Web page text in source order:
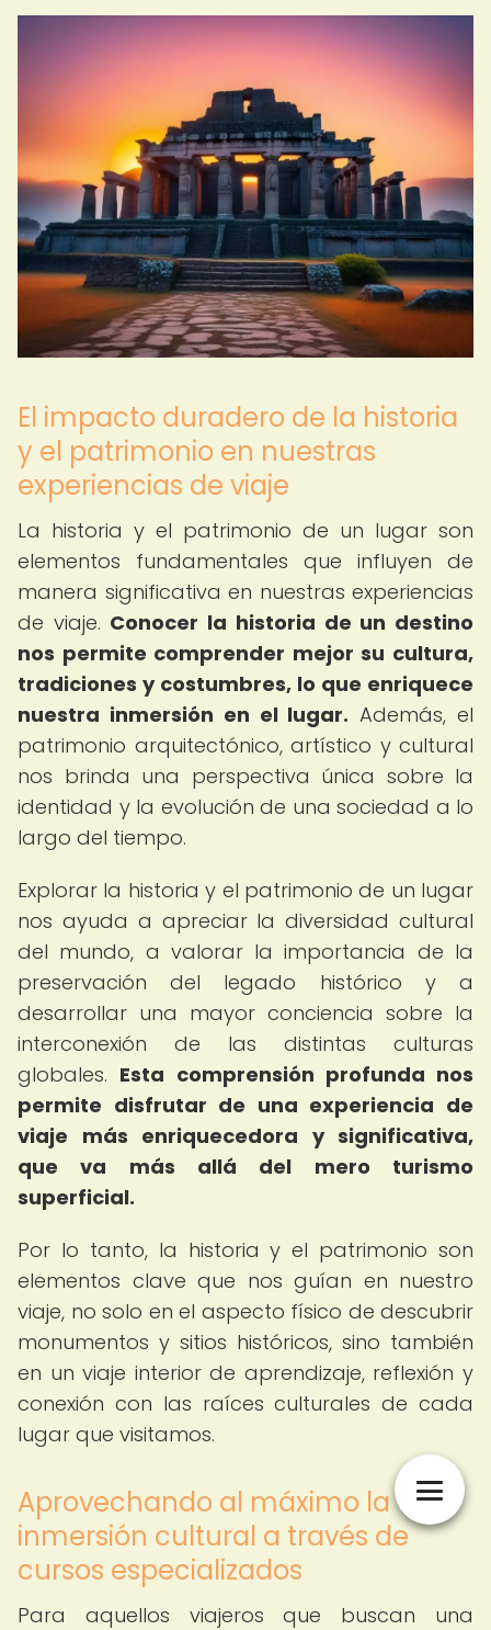
El impacto duradero de la historia
y el patrimonio en nuestras
experiencias de viaje
La historia y el patrimonio de un lugar son
elementos fundamentales que influyen de
manera significativa en nuestras experiencias
de viaje. Conocer la historia de un destino
nos permite comprender mejor su cultura,
tradiciones y costumbres, lo que enriquece
nuestra inmersión en el lugar. Además, el
patrimonio arquitectónico, artístico y cultural
nos brinda una perspectiva única sobre la
identidad y la evolución de una sociedad a lo
largo del tiempo.
Explorar la historia y el patrimonio de un lugar
nos ayuda a apreciar la diversidad cultural
del mundo, a valorar la importancia de la
preservación del legado histórico y a
desarrollar una mayor conciencia sobre la
interconexión de las distintas culturas
globales. Esta comprensión profunda nos
permite disfrutar de una experiencia de
viaje más enriquecedora y significativa,
que va más allá del mero turismo
superficial.
Por lo tanto, la historia y el patrimonio son
elementos clave que nos guían en nuestro
viaje, no solo en el aspecto físico de descubrir
monumentos y sitios históricos, sino también
en un viaje interior de aprendizaje, reflexión y
conexión con las raíces culturales de cada
lugar que visitamos.
Aprovechando al máximo la
inmersión cultural a través de
cursos especializados
Para aquellos viajeros que buscan una